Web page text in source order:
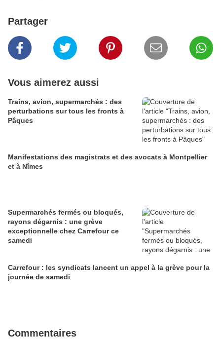
Partager
Vous aimerez aussi
Trains, avion, supermarchés : des
perturbations sur tous les fronts à
Pâques
Manifestations des magistrats et des avocats à Montpellier
et à Nîmes
Supermarchés fermés ou bloqués,
rayons dégarnis : une grève
exceptionnelle chez Carrefour ce
samedi
Carrefour : les syndicats lancent un appel à la grève pour la
journée de samedi
Commentaires